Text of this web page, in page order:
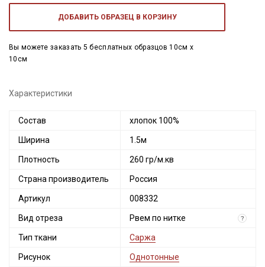
ДОБАВИТЬ ОБРАЗЕЦ В КОРЗИНУ
Вы можете заказать 5 бесплатных образцов 10см x
10см
Характеристики
Состав хлопок 100%
Ширина 1.5м
Плотность 260 гр/м.кв
Страна производитель Россия
Артикул 008332
Вид отреза Рвем по нитке ?
Тип ткани Саржа
Рисунок Однотонные